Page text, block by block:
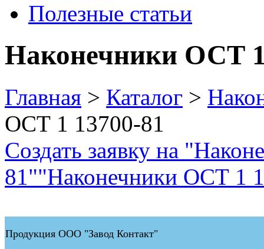
Полезные статьи
Наконечники ОСТ 1
Главная > Каталог >
ОСТ 1 13700-81
Создать заявку на
81""Наконечники ОСТ 1
Продукция ООО "Завод Контакт"